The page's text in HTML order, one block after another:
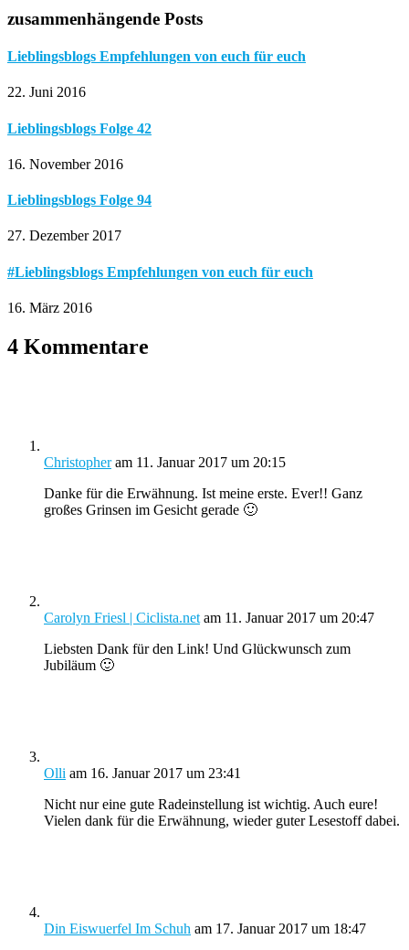
zusammenhängende Posts
Lieblingsblogs Empfehlungen von euch für euch
22. Juni 2016
Lieblingsblogs Folge 42
16. November 2016
Lieblingsblogs Folge 94
27. Dezember 2017
#Lieblingsblogs Empfehlungen von euch für euch
16. März 2016
4 Kommentare
Christopher am 11. Januar 2017 um 20:15
Danke für die Erwähnung. Ist meine erste. Ever!! Ganz
großes Grinsen im Gesicht gerade 🙂
Carolyn Friesl | Ciclista.net am 11. Januar 2017 um 20:47
Liebsten Dank für den Link! Und Glückwunsch zum
Jubiläum 🙂
Olli am 16. Januar 2017 um 23:41
Nicht nur eine gute Radeinstellung ist wichtig. Auch eure!
Vielen dank für die Erwähnung, wieder guter Lesestoff dabei.
Din Eiswuerfel Im Schuh am 17. Januar 2017 um 18:47